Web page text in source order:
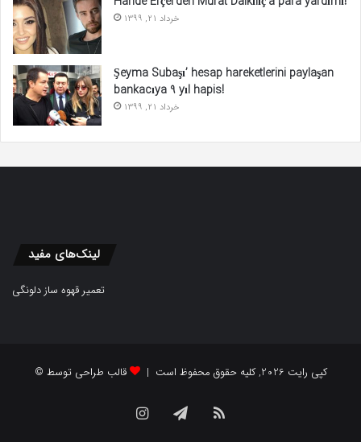
خرداد 21, 1399
Şeyma Subaşı’ hesap hareketlerini paylaşan
bankacıya 9 yıl hapis!
خرداد 21, 1399
لینک‌های مفید
تعمیر قهوه ساز دلونگی
© کپی رایت 2026, کلیه حقوق محفوظ است | قالب طراحی توسط
InstagramTelegram
RSS